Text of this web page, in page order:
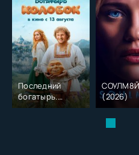
Последний
богатырь.
Колобок (2026)
(2026)